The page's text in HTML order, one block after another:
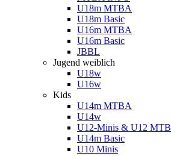
U18m MTBA
U18m Basic
U16m MTBA
U16m Basic
JBBL
Jugend weiblich
U18w
U16w
Kids
U14m MTBA
U14w
U12-Minis & U12
U14m Basic
U10 Minis